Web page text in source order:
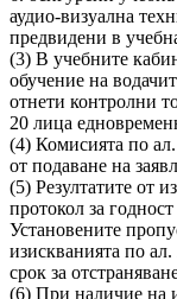
аудио-визуална
предвидени в
(3) В учебните
обучение на
отнети контролни
20 лица
(4) Комисията по
от подаване на
(5) Резултатите от
протокол за
Установените
изискванията по ал.
срок за
(6) При наличие на